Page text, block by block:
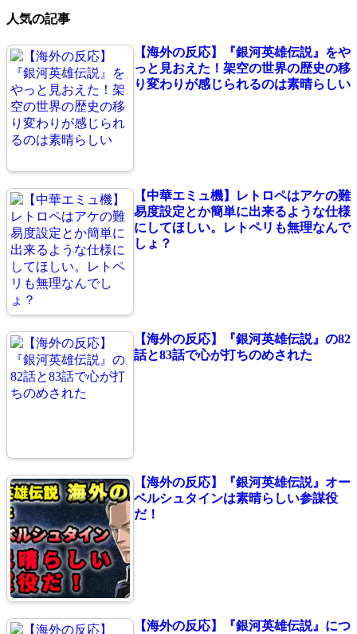
人気の記事
【海外の反応】『銀河英雄伝説』をや
っと見おえた！架空の世界の歴史の移
り変わりが感じられるのは素晴らしい
【中華エミュ機】レトロペはアケの難
易度設定とか簡単に出来るような仕様
にしてほしい。レトペリも無理なんで
しょ？
【海外の反応】『銀河英雄伝説』の82
話と83話で心が打ちのめされた
【海外の反応】『銀河英雄伝説』オー
ベルシュタインは素晴らしい参謀役
だ！
【海外の反応】『銀河英雄伝説』につ